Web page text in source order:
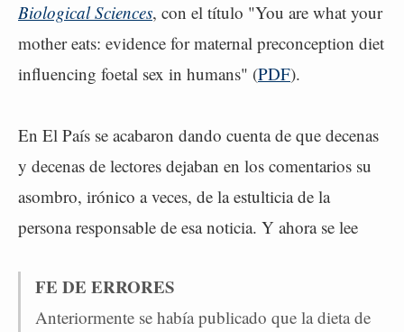
Biological Sciences, con el título "You are what your
mother eats: evidence for maternal preconception diet
influencing foetal sex in humans" (PDF).
En El País se acabaron dando cuenta de que decenas
y decenas de lectores dejaban en los comentarios su
asombro, irónico a veces, de la estulticia de la
persona responsable de esa noticia. Y ahora se lee
FE DE ERRORES
Anteriormente se había publicado que la dieta de